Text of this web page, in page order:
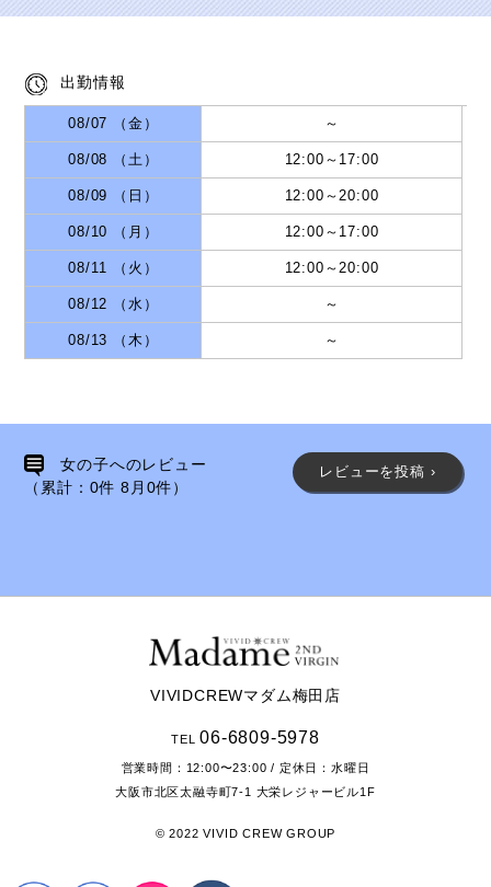
出勤情報
08/07 （金） ～
08/08 （土） 12:00 ～ 17:00
08/09 （日） 12:00 ～ 20:00
08/10 （月） 12:00 ～ 17:00
08/11 （火） 12:00 ～20:00
08/12 （水） ～
08/13 （木） ～
女の子へのレビュー
（累計： 0件8月 0件）
レビューを投稿 ›
VIVIDCREWマダム梅田店
TEL06-6809-5978
営業時間： 12:00〜23:00 / 定休日：水曜日
大阪市北区太融寺町7-1 大栄レジャービル1F
© 2022 VIVID CREW GROUP